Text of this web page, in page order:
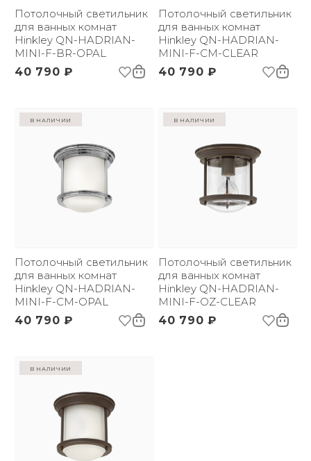
Потолочный светильник
для ванных комнат
Hinkley QN-HADRIAN-
MINI-F-BR-OPAL
40 790 ₽
Потолочный светильник
для ванных комнат
Hinkley QN-HADRIAN-
MINI-F-CM-CLEAR
40 790 ₽
в наличии
Потолочный светильник
для ванных комнат
Hinkley QN-HADRIAN-
MINI-F-CM-OPAL
40 790 ₽
в наличии
Потолочный светильник
для ванных комнат
Hinkley QN-HADRIAN-
MINI-F-OZ-CLEAR
40 790 ₽
в наличии